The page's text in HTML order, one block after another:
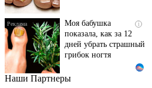
i
Моя бабушка
показала, как за 12
дней убрать страшный
грибок ногтя
Этот танец невесты
Наши Партнеры